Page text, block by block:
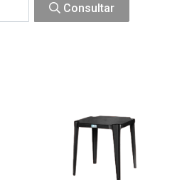
Consultar